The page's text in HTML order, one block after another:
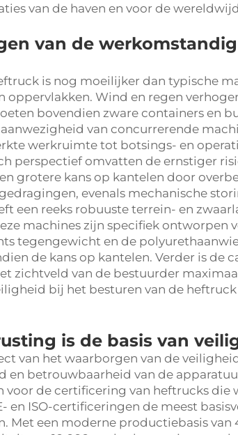
van de haven en voor de
van de
is nog moeilijker dan typische
oppervlakken. Wind en regen
bovendien zware containers en
van concurrerende
werkruimte tot botsings- en
perspectief omvatten de ernstiger
grotere kans op kantelen door
evenals mechanische
een reeks robuuste terrein- en
machines zijn specifiek ontworpen
tegengewicht en de
de kans op kantelen. Verder is de
zichtveld van de bestuurder
bij het besturen van de
is de basis van
van het waarborgen van de
en betrouwbaarheid van de
voor de certificering van heftrucks die
en ISO-certificeringen de meest
Met een moderne productiebasis van